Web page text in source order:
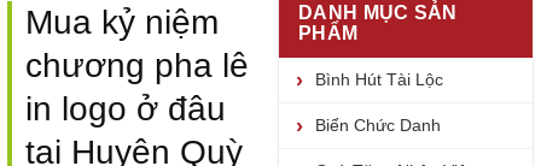
Mua kỷ niệm
chương pha lê
in logo ở đâu
tại Huyện Quỳ
DANH MỤC SẢN
PHẨM
Bình Hút Tài Lộc
Biển Chức Danh